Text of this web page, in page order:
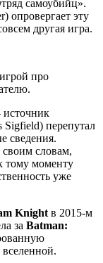
самоубийц».
опровергает эту
другая игра.
про
Sigfield) перепутал
сведения.
словам,
тому моменту
уже
Knight в 2015-м
за Batman: